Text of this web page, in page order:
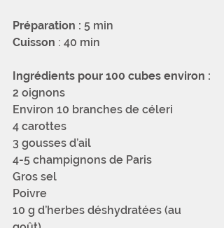
Préparation : 5 min
Cuisson : 40 min
Ingrédients pour 100 cubes environ :
2 oignons
Environ 10 branches de céleri
4 carottes
3 gousses d’ail
4-5 champignons de Paris
Gros sel
Poivre
10 g d’herbes déshydratées (au